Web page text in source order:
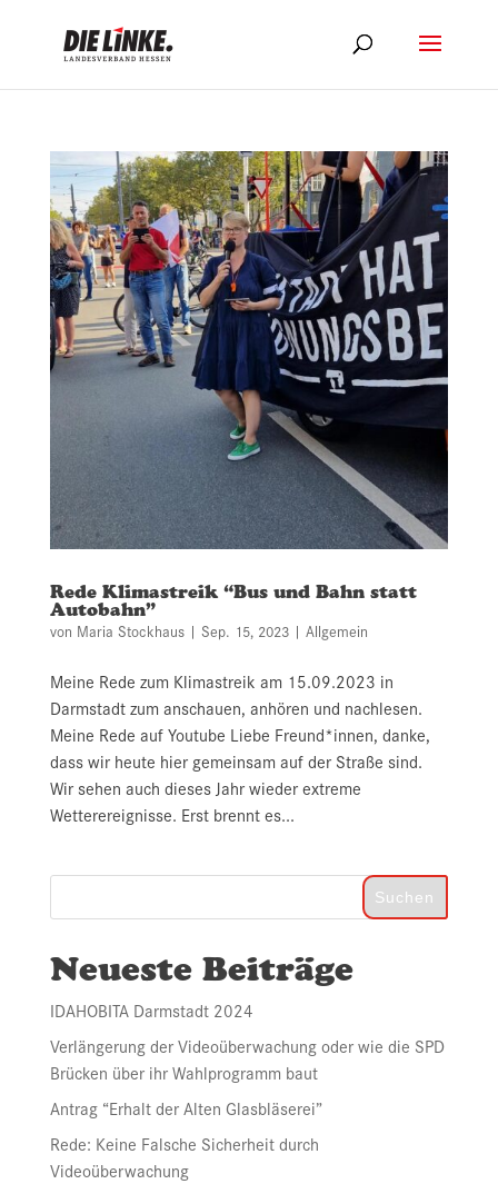
Rede Klimastreik “Bus und Bahn statt
Autobahn”
von Maria Stockhaus| Sep. 15, 2023| Allgemein
Meine Rede zum Klimastreik am 15.09.2023 in
Darmstadt zum anschauen, anhören und nachlesen.
Meine Rede auf Youtube Liebe Freund*innen, danke,
dass wir heute hier gemeinsam auf der Straße sind.
Wir sehen auch dieses Jahr wieder extreme
Wetterereignisse. Erst brennt es...
Suchen
Neueste Beiträge
IDAHOBITA Darmstadt 2024
Verlängerung der Videoüberwachung oder wie die SPD
Brücken über ihr Wahlprogramm baut
Antrag “Erhalt der Alten Glasbläserei”
Rede: Keine Falsche Sicherheit durch
Videoüberwachung